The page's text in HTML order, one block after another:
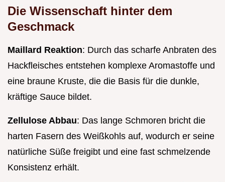
Die Wissenschaft hinter dem
Geschmack
Maillard Reaktion: Durch das scharfe Anbraten des
Hackfleisches entstehen komplexe Aromastoffe und
eine braune Kruste, die die Basis für die dunkle,
kräftige Sauce bildet.
Zellulose Abbau: Das lange Schmoren bricht die
harten Fasern des Weißkohls auf, wodurch er seine
natürliche Süße freigibt und eine fast schmelzende
Konsistenz erhält.